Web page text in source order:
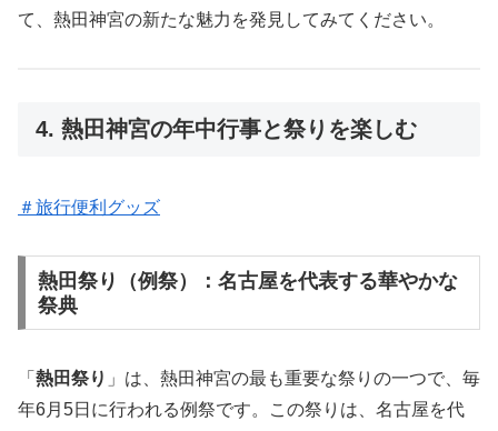
て、熱田神宮の新たな魅力を発見してみてください。
4. 熱田神宮の年中行事と祭りを楽しむ
＃旅行便利グッズ
熱田祭り（例祭）：名古屋を代表する華やかな
祭典
「 熱田祭り 」は、熱田神宮の最も重要な祭りの一つで、毎
年6月5日に行われる例祭です。この祭りは、名古屋を代